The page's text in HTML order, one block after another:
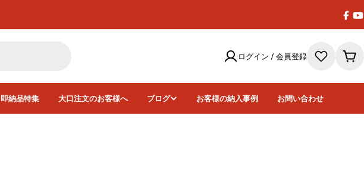
ログイン / 会員登録
カ
ト
即納品特集 大口注文のお客様へ ブログ お客様の納入事例 お問い合わせ